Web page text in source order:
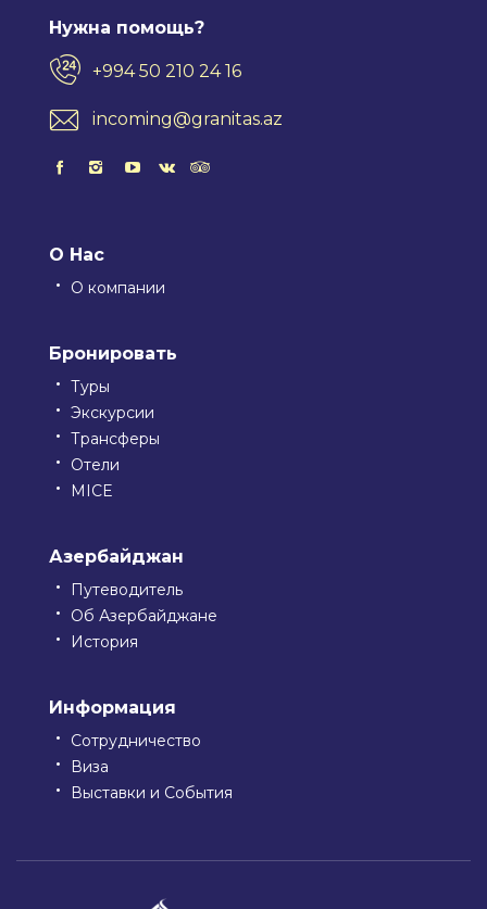
Нужна помощь?
+994 50 210 24 16
incoming@granitas.az
О Нас
О компании
Бронировать
Туры
Экскурсии
Трансферы
Отели
MICE
Азербайджан
Путеводитель
Об Азербайджане
История
Информация
Сотрудничество
Виза
Выставки и События